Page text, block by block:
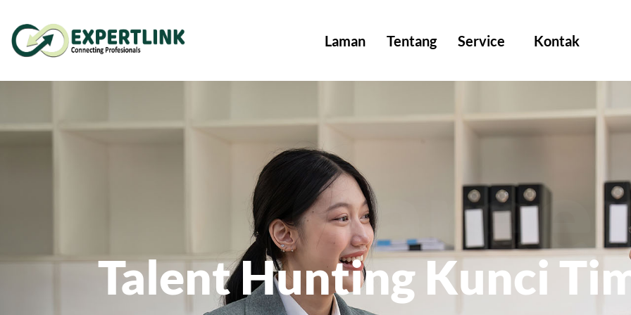
Laman Tentang Service Kontak
Talent Hunting Kunci